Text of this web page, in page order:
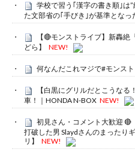
学校で習う｢漢字の書き順｣は
た文部省の｢手びき｣が基準となっ
【🔴モンストライブ】新轟
どら】
NEW!
何なんだこれマジで#モンス
【白黒にグリルだとこうな
車！｜HONDA N-BOX NEW!
初見さん・コメント大歓迎
打破した男 Slaydさんのまったり
リ】
NEW!